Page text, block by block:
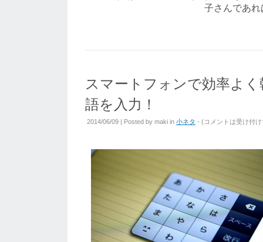
子さんであ
スマートフォンで効率よ
語を入力！
2014/06/09 | Posted by maki in 小ネタ - (コメントは受け付